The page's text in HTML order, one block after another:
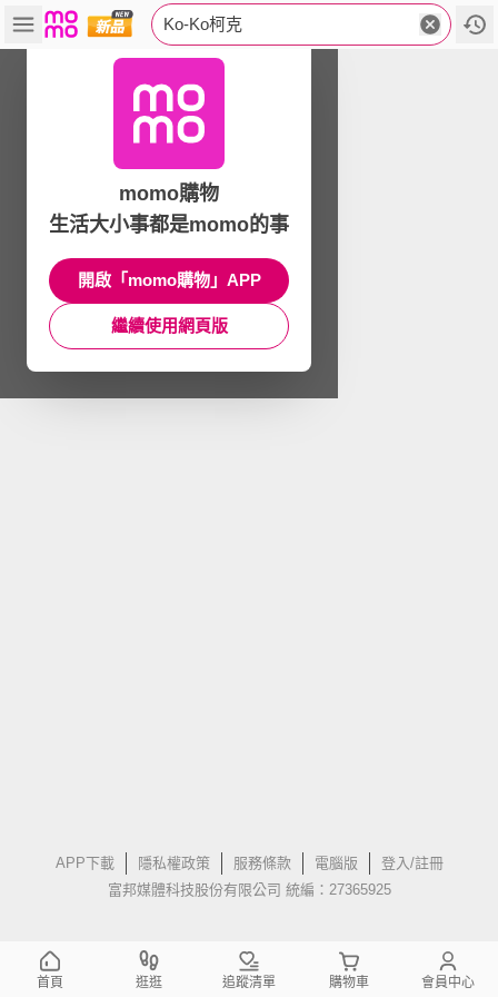
Ko-Ko柯克
APP下載 隱私權政策 服務條款 電腦版
登入/註冊
富邦媒體科技股份有限公司 統編：27365925
momo購物
生活大小事都是momo的事
開啟「momo購物」APP
繼續使用網頁版
首頁 逛逛 追蹤清單 購物車 會員中心